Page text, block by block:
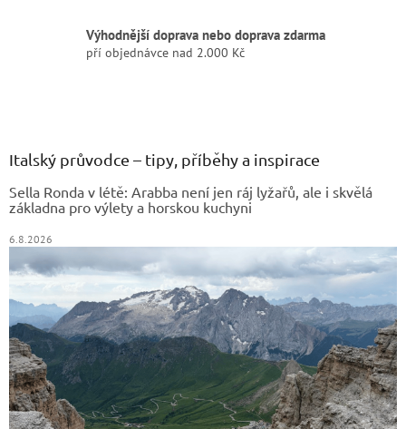
Výhodnější doprava nebo doprava zdarma
pří objednávce nad 2.000 Kč
Italský průvodce – tipy, příběhy a inspirace
Sella Ronda v létě: Arabba není jen ráj lyžařů, ale i skvělá
základna pro výlety a horskou kuchyni
6.8.2026